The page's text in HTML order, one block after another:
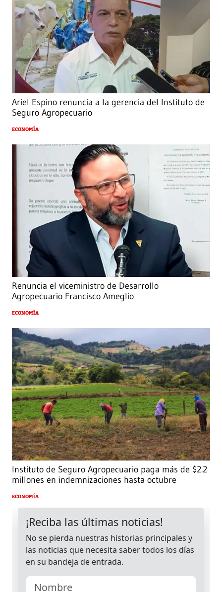
Ariel Espino renuncia a la gerencia del Instituto de
Seguro Agropecuario
ECONOMÍA
Renuncia el viceministro de Desarrollo
Agropecuario Francisco Ameglio
ECONOMÍA
Instituto de Seguro Agropecuario paga más de $2.2
millones en indemnizaciones hasta octubre
ECONOMÍA